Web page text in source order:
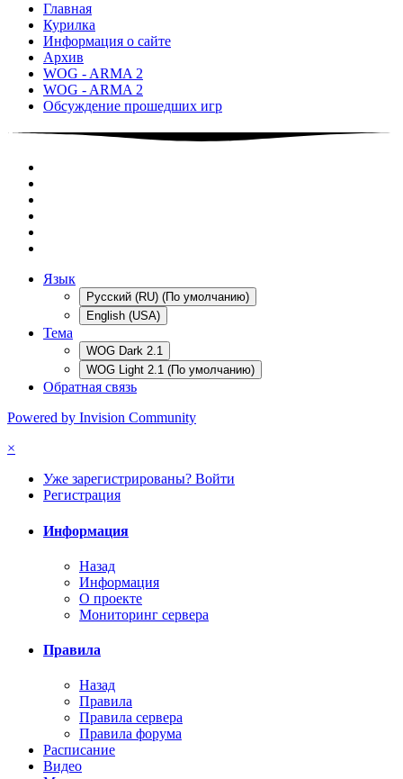
Главная
Курилка
Информация о сайте
Архив
WOG - ARMA 2
WOG - ARMA 2
Обсуждение прошедших игр
Язык
Русский (RU) (По умолчанию)
English (USA)
Тема
WOG Dark 2.1
WOG Light 2.1 (По умолчанию)
Обратная связь
Powered by Invision Community
×
Уже зарегистрированы? Войти
Регистрация
Информация
Назад
Информация
О проекте
Мониторинг сервера
Правила
Назад
Правила
Правила сервера
Правила форума
Расписание
Видео